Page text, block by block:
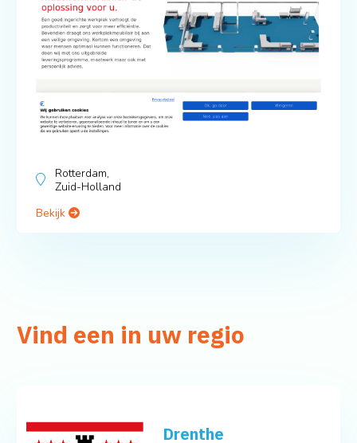
Rotterdam,
Zuid-Holland
Bekijk
Vind een in uw regio
Drenthe